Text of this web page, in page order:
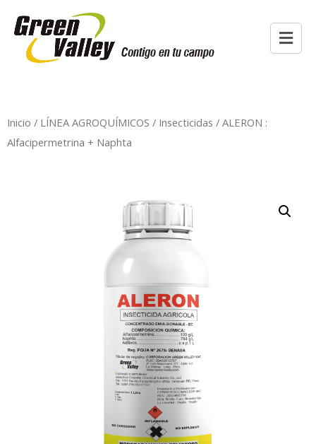
Inicio / LÍNEA AGROQUÍMICOS / Insecticidas / ALERON :
Alfacipermetrina + Naphta